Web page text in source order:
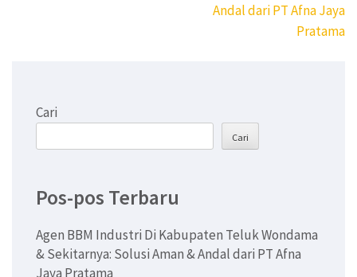
Andal dari PT Afna Jaya
Pratama
Cari
Cari
Pos-pos Terbaru
Agen BBM Industri Di Kabupaten Teluk Wondama
& Sekitarnya: Solusi Aman & Andal dari PT Afna
Jaya Pratama